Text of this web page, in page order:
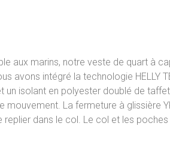
aux marins, notre veste de quart à
avons intégré la technologie
isolant en polyester doublé de
mouvement. La fermeture à
replier dans le col. Le col et les